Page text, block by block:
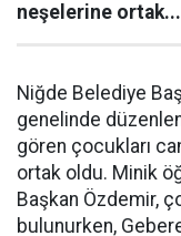
neşelerine ortak...
Niğde Belediye
genelinde
gören çocukları
ortak oldu. Minik
Başkan Özdemir,
bulunurken,